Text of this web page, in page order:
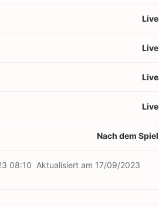
Live
Live
Live
Live
Nach dem Spiel
08:10 Aktualisiert am 17/09/2023